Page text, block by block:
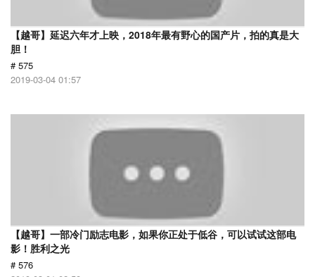
【越哥】延迟六年才上映，2018年最有野心的国产片，拍的真是大
胆！
# 575
2019-03-04 01:57
【越哥】一部冷门励志电影，如果你正处于低谷，可以试试这部电
影！胜利之光
# 576